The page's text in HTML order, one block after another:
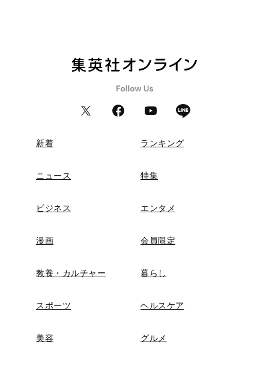
新着 ランキング
ニュース 特集
ビジネス エンタメ
漫画 会員限定
教養・カルチャー 暮らし
スポーツ ヘルスケア
美容 グルメ